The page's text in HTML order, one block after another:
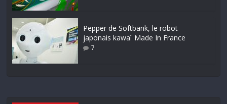
Pepper de Softbank, le robot
japonais kawaï Made In France
7